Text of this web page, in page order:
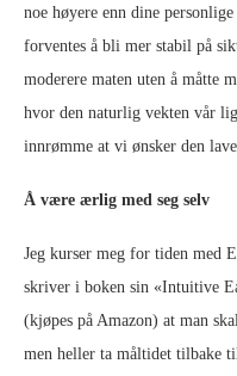
noe høyere enn dine
forventes å bli mer stabil på
moderere maten uten å måtte
hvor den naturlig vekten vår
innrømme at vi ønsker den
Å være ærlig med seg selv
Jeg kurser meg for tiden med
skriver i boken sin «Intuitive
(kjøpes på Amazon) at man
men heller ta måltidet tilbake